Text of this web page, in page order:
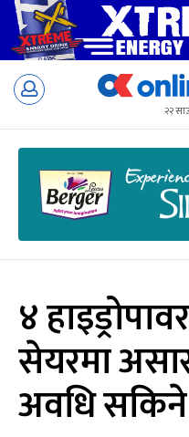
Skip
२२
४
सेयरमा
अवधि सकिने